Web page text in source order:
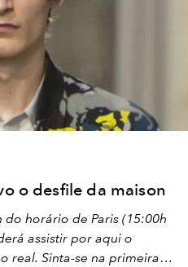
o desfile da maison
do horário de Paris (15:00h
assistir por aqui o
real. Sinta-se na primeira